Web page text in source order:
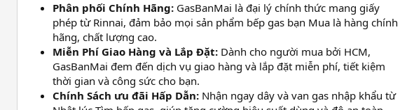
Phân phối Chính Hãng: GasBanMai là đại lý chính thức mang giấy
phép từ Rinnai, đảm bảo mọi sản phẩm bếp gas bạn Mua là hàng chính
hãng, chất lượng cao.
Miễn Phí Giao Hàng và Lắp Đặt: Dành cho người mua bởi HCM,
GasBanMai đem đến dịch vụ giao hàng và lắp đặt miễn phí, tiết kiệm
thời gian và công sức cho bạn.
Chính Sách ưu đãi Hấp Dẫn: Nhận ngay dây và van gas nhập khẩu từ